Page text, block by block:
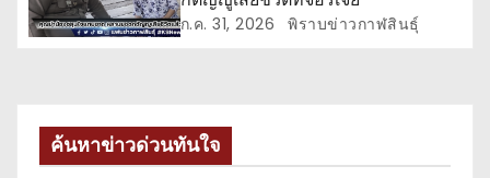
ก.ค. 31, 2026 พิราบข่าวกาฬสินธุ์
ค้นหาข่าวด่วนทันใจ